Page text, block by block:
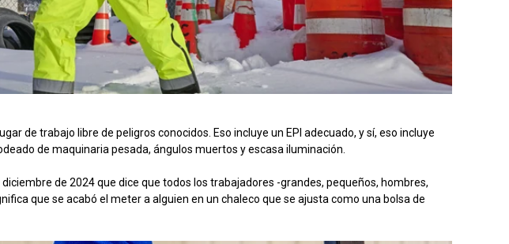
de trabajo libre de peligros conocidos. Eso incluye un EPI adecuado, y sí, eso incluye
de maquinaria pesada, ángulos muertos y escasa iluminación.
diciembre de 2024 que dice que todos los trabajadores -grandes, pequeños, hombres,
que se acabó el meter a alguien en un chaleco que se ajusta como una bolsa de